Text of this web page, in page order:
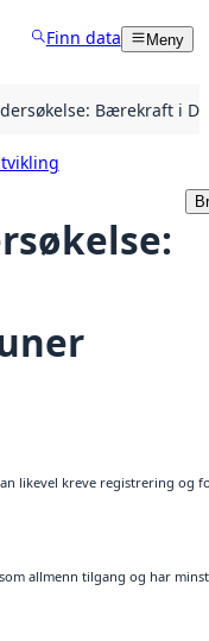
Finn data Meny
Bærekraft i
likevel kreve registrering og
allmenn tilgang og har